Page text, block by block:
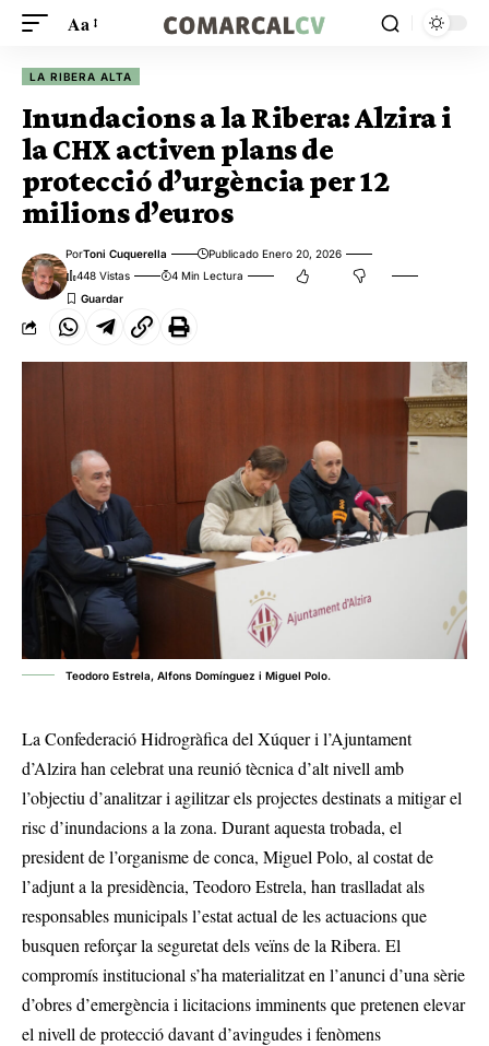
Aa
LA RIBERA ALTA
Inundacions a la Ribera: Alzira i
la CHX activen plans de
protecció d’urgència per 12
milions d’euros
PorToni Cuquerella
Publicado Enero 20, 2026
448 Vistas
4 Min Lectura
Teodoro Estrela, Alfons Domínguez i Miguel Polo.
La Confederació Hidrogràfica del Xúquer i l’Ajuntament
d’Alzira han celebrat una reunió tècnica d’alt nivell amb
l’objectiu d’analitzar i agilitzar els projectes destinats a mitigar el
risc d’inundacions a la zona. Durant aquesta trobada, el
president de l’organisme de conca, Miguel Polo, al costat de
l’adjunt a la presidència, Teodoro Estrela, han traslladat als
responsables municipals l’estat actual de les actuacions que
busquen reforçar la seguretat dels veïns de la Ribera. El
compromís institucional s’ha materialitzat en l’anunci d’una sèrie
d’obres d’emergència i licitacions imminents que pretenen elevar
el nivell de protecció davant d’avingudes i fenòmens